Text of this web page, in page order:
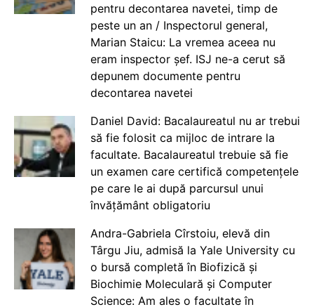
pentru decontarea navetei, timp de
peste un an / Inspectorul general,
Marian Staicu: La vremea aceea nu
eram inspector șef. ISJ ne-a cerut să
depunem documente pentru
decontarea navetei
Daniel David: Bacalaureatul nu ar trebui
să fie folosit ca mijloc de intrare la
facultate. Bacalaureatul trebuie să fie
un examen care certifică competențele
pe care le ai după parcursul unui
învățământ obligatoriu
Andra-Gabriela Cîrstoiu, elevă din
Târgu Jiu, admisă la Yale University cu
o bursă completă în Biofizică și
Biochimie Moleculară și Computer
Science: Am ales o facultate în